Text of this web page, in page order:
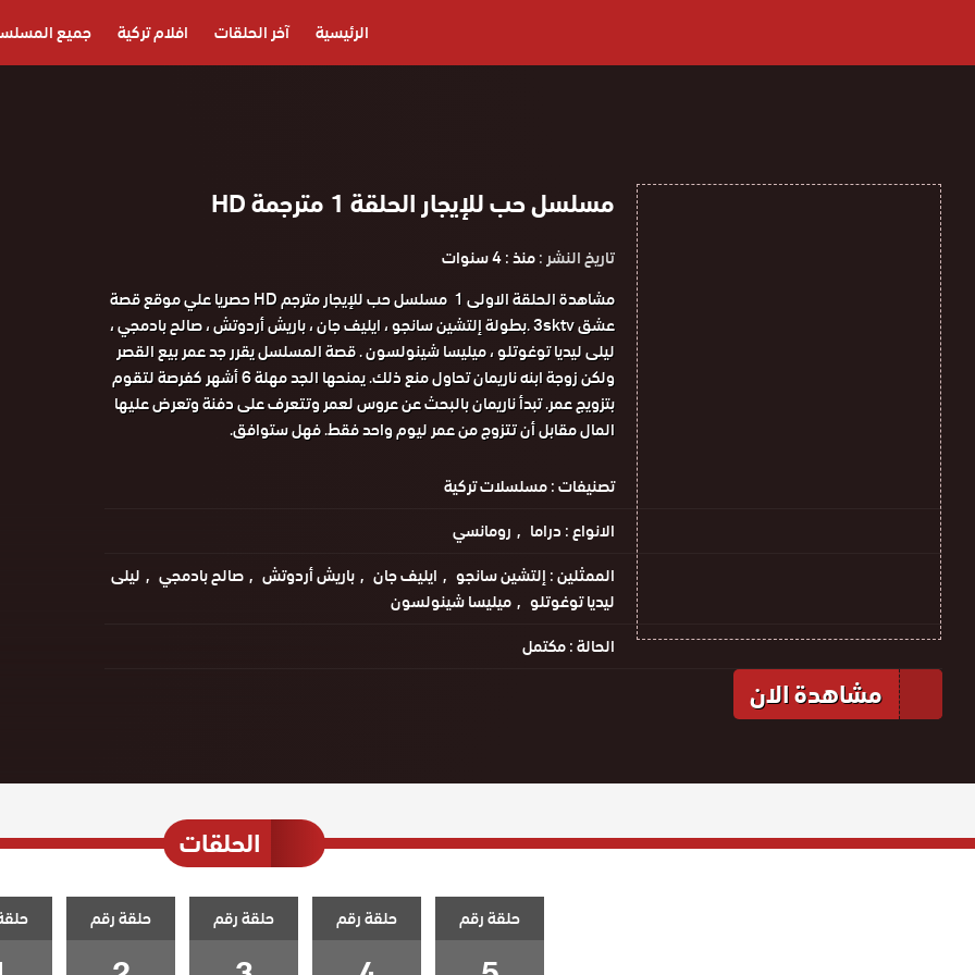
الرئيسية آخر الحلقات افلام تركية جميع
مسلسل حب للإيجار الحلقة 1 مترجمة HD
تاريخ النشر :منذ : 4 سنوات
مشاهدة الحلقة الاولى 1 مسلسل حب للإيجار مترجم HD حصريا علي موقع قصة
عشق 3sktv .بطولة إلتشين سانجو ، ايليف جان ، باريش أردوتش ، صالح بادمجي ،
ليلى ليديا توغوتلو ، ميليسا شينولسون . قصة المسلسل يقرر جد عمر بيع القصر
ولكن زوجة ابنه ناريمان تحاول منع ذلك. يمنحها الجد مهلة 6 أشهر كفرصة لتقوم
بتزويج عمر. تبدأ ناريمان بالبحث عن عروس لعمر وتتعرف على دفنة وتعرض عليها
المال مقابل أن تتزوج من عمر ليوم واحد فقط. فهل ستوافق.
تصنيفات :مسلسلات تركية
الانواع :دراما
رومانسي
الممثلين :إلتشين سانجو ايليف جان باريش أردوتش صالح بادمجي
ليلى
ليديا توغوتلو
ميليسا شينولسون
الحالة :مكتمل
مشاهدة الان
الحلقات
حلقة رقم حلقة رقم حلقة رقم حلقة رقم